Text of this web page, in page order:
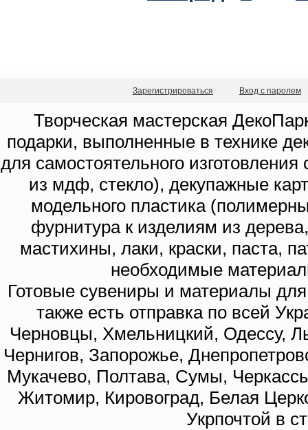
Зарегистрироваться Вход с паролем
Творческая мастерская
подарки, выполненные в технике
для самостоятельного
из мдф, стекло), декупажные
модельного пластика
фурнитура к изделиям из
мастихины, лаки, краски, паста,
необходимые
Готовые сувениры и материалы
также есть отправка по всей
Черновцы, Хмельницкий, Одессу,
Чернигов, Запорожье,
Мукачево, Полтава, Сумы,
Житомир, Кировоград, Белая
Укрпочтой в